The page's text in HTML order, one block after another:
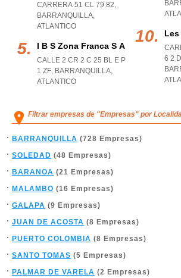
CARRERA 51 CL 79 82,
BARRANQUILLA,
ATLANTICO
I B S Zona Franca S A
CALLE 2 CR 2 C 25 BL E P
1 ZF, BARRANQUILLA,
ATLANTICO
6 2
Filtrar empresas de "Empresas" por
BARRANQUILLA (728 Empresas)
SOLEDAD (48 Empresas)
BARANOA (21 Empresas)
MALAMBO (16 Empresas)
GALAPA (9 Empresas)
JUAN DE ACOSTA (8 Empresas)
PUERTO COLOMBIA (8 Empresas)
SANTO TOMAS (5 Empresas)
PALMAR DE VARELA (2 Empresas)